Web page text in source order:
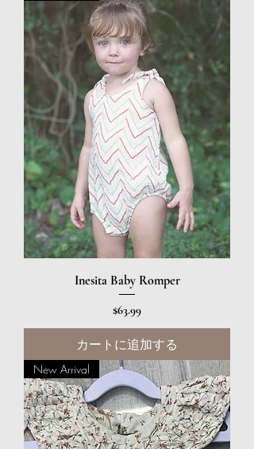
Inesita Baby Romper
価格
$63.99
カートに追加する
New Arrival